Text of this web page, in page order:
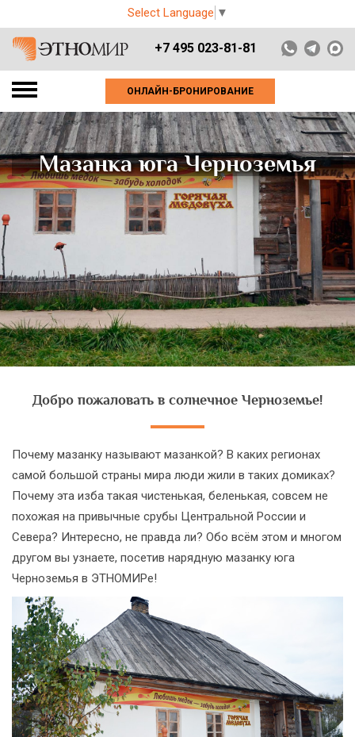
Select Language ▼
+7 495 023-81-81
ОНЛАЙН-БРОНИРОВАНИЕ
Мазанка юга Черноземья
Добро пожаловать в солнечное Черноземье!
Почему мазанку называют мазанкой? В каких регионах
самой большой страны мира люди жили в таких домиках?
Почему эта изба такая чистенькая, беленькая, совсем не
похожая на привычные срубы Центральной России и
Севера? Интересно, не правда ли? Обо всём этом и многом
другом вы узнаете, посетив нарядную мазанку юга
Черноземья в ЭТНОМИРе!